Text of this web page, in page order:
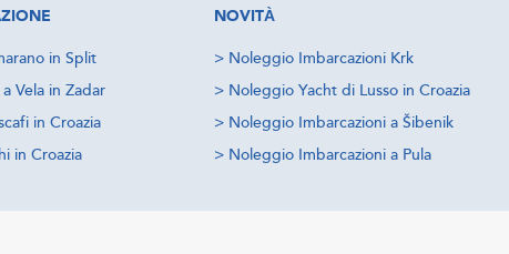
in Split
Vela in Zadar
in Croazia
in Croazia
NOVITÀ
> Noleggio Imbarcazioni Krk
> Noleggio Yacht di Lusso in Croazia
> Noleggio Imbarcazioni a Šibenik
> Noleggio Imbarcazioni a Pula